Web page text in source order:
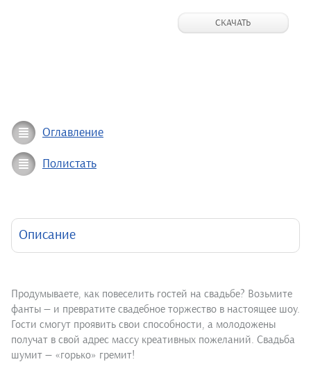
СКАЧАТЬ
Оглавление
Полистать
Описание
Продумываете, как повеселить гостей на свадьбе? Возьмите
фанты — и превратите свадебное торжество в настоящее шоу.
Гости смогут проявить свои способности, а молодожены
получат в свой адрес массу креативных пожеланий. Свадьба
шумит — «горько» гремит!